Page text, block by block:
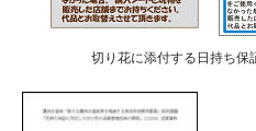
切り花に添付する日持ち保